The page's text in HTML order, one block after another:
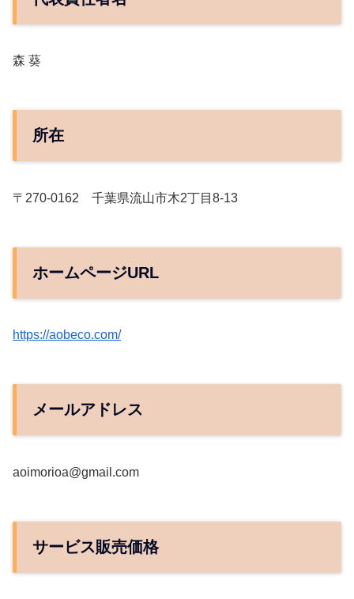
森 葵
所在
〒270-0162 千葉県流山市木2丁目8-13
ホームページURL
https://aobeco.com/
メールアドレス
aoimorioa@gmail.com
サービス販売価格